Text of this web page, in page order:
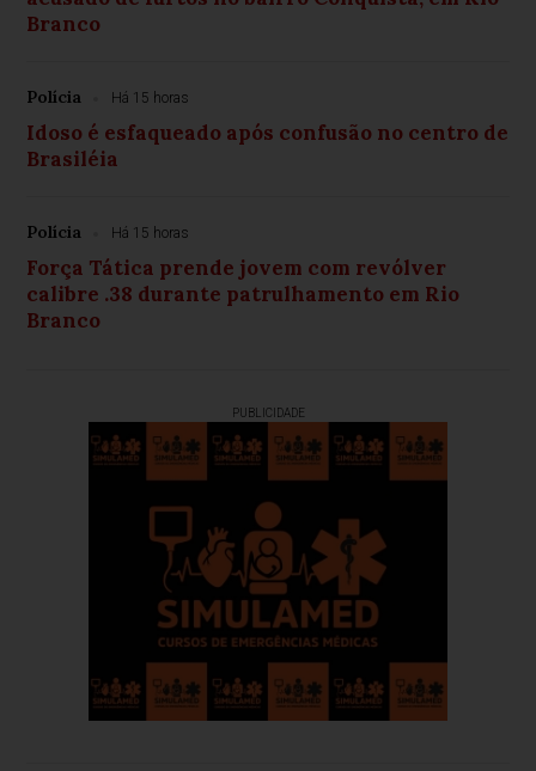
Branco
Polícia Há 15 horas
Idoso é esfaqueado após confusão no centro de
Brasiléia
Polícia Há 15 horas
Força Tática prende jovem com revólver
calibre .38 durante patrulhamento em Rio
Branco
PUBLICIDADE